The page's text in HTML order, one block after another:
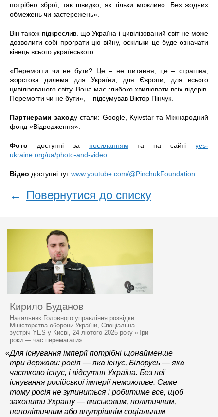
потрібно зброї, так швидко, як тільки можливо. Без жодних
обмежень чи застережень».
Він також підкреслив, що Україна і цивілізований світ не може
дозволити собі програти цю війну, оскільки це буде означати
кінець всього українського.
«Перемогти чи не бути? Це – не питання, це – страшна,
жорстока дилема для України, для Європи, для всього
цивілізованого світу. Вона має глибоко хвилювати всіх лідерів.
Перемогти чи не бути», – підсумував Віктор Пінчук.
Партнерами заходу стали: Google, Kyivstar та Міжнародний
фонд «Відродження».
Фото доступні за посиланням та на сайтіyes-
ukraine.org/ua/photo-and-video
Відео доступні тутwww.youtube.com/@PinchukFoundation
← Повернутися до списку
Кирило Буданов
Начальник Головного управління розвідки
Міністерства оборони України, Спеціальна
зустріч YES у Києві, 24 лютого 2025 року «Три
роки — час перемагати»
«Для існування імперії потрібні щонайменше
три держави: росія — яка існує, Білорусь — яка
частково існує, і відсутня Україна. Без неї
існування російської імперії неможливе. Саме
тому росія не зупиниться і робитиме все, щоб
захопити Україну — військовим, політичним,
неполітичним або внутрішнім соціальним